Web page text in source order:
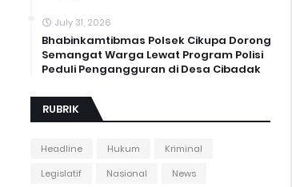
July 31, 2026
Bhabinkamtibmas Polsek Cikupa Dorong
Semangat Warga Lewat Program Polisi
Peduli Pengangguran di Desa Cibadak
RUBRIK
Headline Hukum
Kriminal
Legislatif
Nasional News